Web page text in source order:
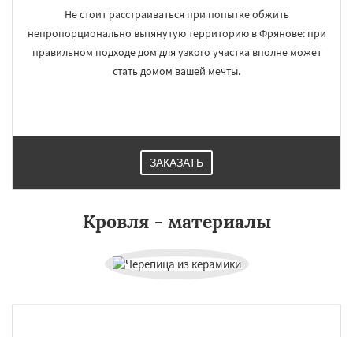
Не стоит расстраиваться при попытке обжить
непропорционально вытянутую территорию в Фрянове: при
правильном подходе дом для узкого участка вполне может
стать домом вашей мечты.
ЗАКАЗАТЬ
Кровля - материалы